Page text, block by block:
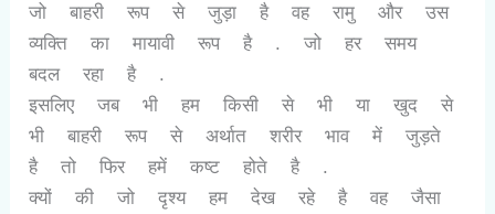
जो बाहरी रूप से जुड़ा है वह रामु और उस
व्यक्ति का मायावी रूप है . जो हर समय
बदल रहा है .
इसलिए जब भी हम किसी से भी या खुद से
भी बाहरी रूप से अर्थात शरीर भाव में जुड़ते
है तो फिर हमें कष्ट होते है .
क्यों की जो दृश्य हम देख रहे है वह जैसा